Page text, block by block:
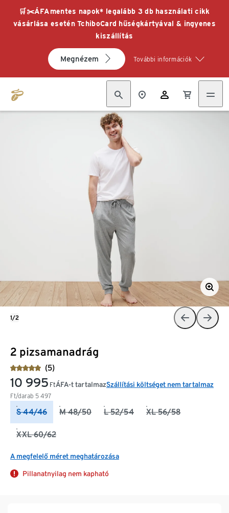
🛒✂️ÁFAmentes napok* legalább 3 db használati cikk
vásárlása esetén TchiboCard hűségkártyával & ingyenes
kiszállítás
Megnézem További információk
2 pizsamanadrág
(5)
10 995 Ft
Ft/darab 5 497
ÁFA-t tartalmazSzállítási költséget nem tartalmaz
S 44/46 M 48/50 L 52/54 XL 56/58
XXL 60/62
A megfelelő méret meghatározása
Pillanatnyilag nem kapható
1/2